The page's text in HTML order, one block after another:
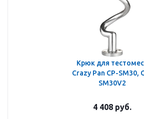
Крюк для
Crazy Pan CP-SM30,
SM30V2
4 408 руб.